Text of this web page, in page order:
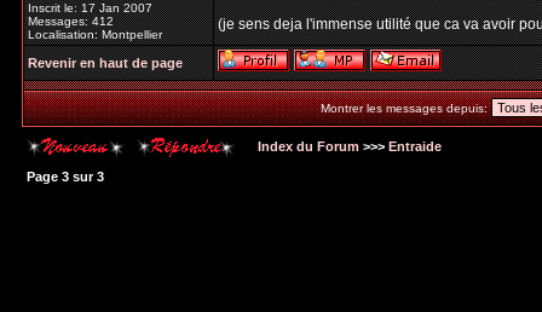
Inscrit le: 17 Jan 2007
Messages: 412
Localisation: Montpellier
(je sens deja l'immense utilité que ca va avoir
Revenir en haut de page
Montrer les messages depuis:
Index du Forum >>> Entraide
Page 3 sur3